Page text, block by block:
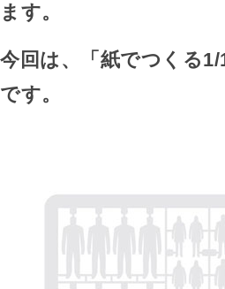
ます。
今回は、「紙でつくる
です。